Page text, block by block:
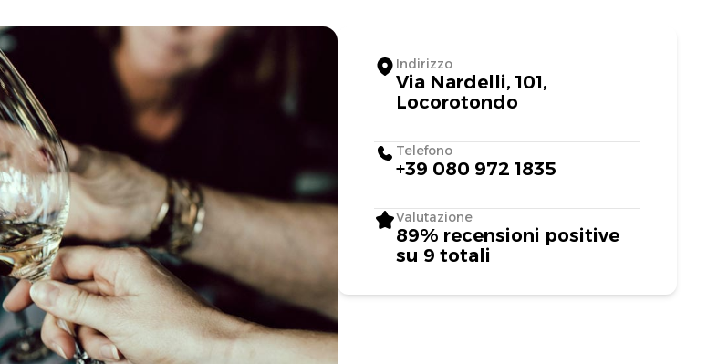
Indirizzo
Via Nardelli, 101,
Locorotondo
Telefono
+39 080 972 1835
Valutazione
89% recensioni positive
su 9 totali